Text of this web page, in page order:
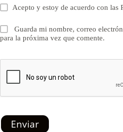
Acepto y estoy de acuerdo con las
Guarda mi nombre, correo
para la próxima vez que comente.
Enviar